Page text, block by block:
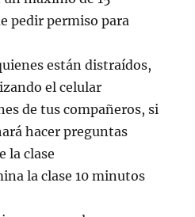
pedir permiso para
están distraídos,
el celular
de tus compañeros, si
hacer preguntas
la clase
la clase 10 minutos